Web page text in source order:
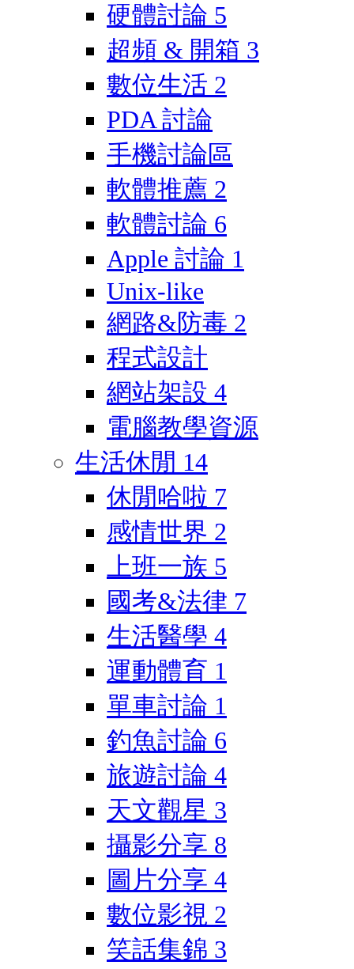
硬體討論 5
超頻 & 開箱 3
數位生活 2
PDA 討論
手機討論區
軟體推薦 2
軟體討論 6
Apple 討論 1
Unix-like
網路&防毒 2
程式設計
網站架設 4
電腦教學資源
生活休閒 14
休閒哈啦 7
感情世界 2
上班一族 5
國考&法律 7
生活醫學 4
運動體育 1
單車討論 1
釣魚討論 6
旅遊討論 4
天文觀星 3
攝影分享 8
圖片分享 4
數位影視 2
笑話集錦 3